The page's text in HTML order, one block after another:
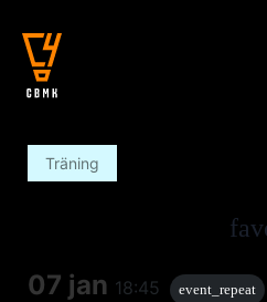
Träning
07 jan 18:45
event_repeat